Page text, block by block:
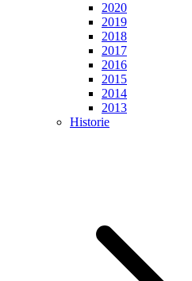
2020
2019
2018
2017
2016
2015
2014
2013
Historie